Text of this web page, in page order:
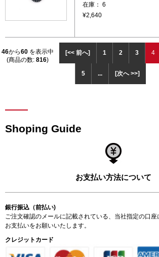
在庫： 6
¥2,640
[<< 前へ] 1 2 3 4
5 ... [次へ >>]
46から60 を表示中
(商品の数:816)
Shoping Guide
お支払い方法について
銀行振込（前払い)
ご注文確認のメールに記載されている、当社指定の口
お支払いをお願いいたします。
クレジットカード